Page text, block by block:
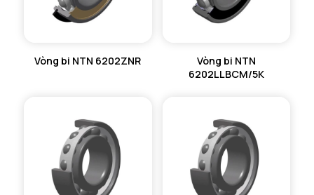
Vòng bi NTN 6202ZNR
Vòng bi NTN
6202LLBCM/5K